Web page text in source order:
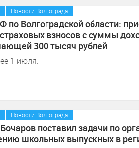
Новости Волгограда
Волгоградской области:
взносов с суммы
300 тысяч рублей
1 июля.
Новости Волгограда
поставил задачи по
школьных выпускных в